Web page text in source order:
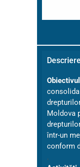
Descriere
Moldova
într-un
conform
.